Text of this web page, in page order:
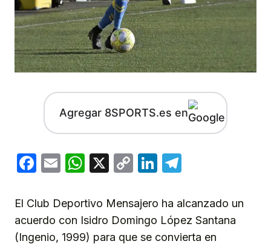
Agregar 8SPORTS.es en
Facebook
EmailWhatsApp
X
CopyLinkedIn
El Club Deportivo Mensajero ha alcanzado un
acuerdo con Isidro Domingo López Santana
(Ingenio, 1999) para que se convierta en